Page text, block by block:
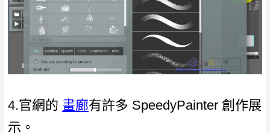
4.官網的 畫廊有許多 SpeedyPainter 創作展
示。